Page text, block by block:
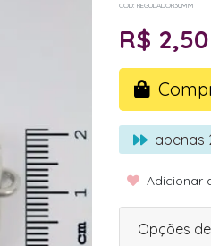
COD: REGULADOR30MM
R$ 2,50
apenas
Adicionar
Opções